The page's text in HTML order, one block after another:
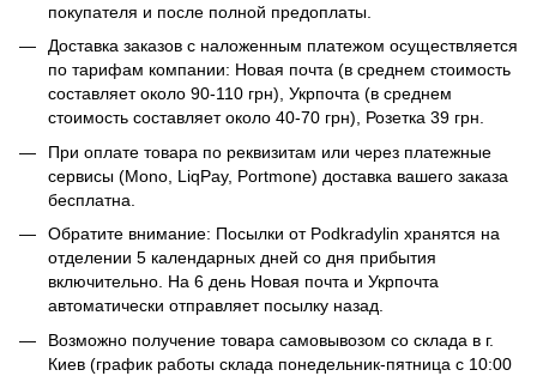
покупателя и после полной предоплаты.
Доставка заказов с наложенным платежом осуществляется
по тарифам компании: Новая почта (в среднем стоимость
составляет около 90-110 грн), Укрпочта (в среднем
стоимость составляет около 40-70 грн), Розетка 39 грн.
При оплате товара по реквизитам или через платежные
сервисы (Mono, LiqPay, Portmone) доставка вашего заказа
бесплатна.
Обратите внимание: Посылки от Podkradylin хранятся на
отделении 5 календарных дней со дня прибытия
включительно. На 6 день Новая почта и Укрпочта
автоматически отправляет посылку назад.
Возможно получение товара самовывозом со склада в г.
Киев (график работы склада понедельник-пятница с 10:00